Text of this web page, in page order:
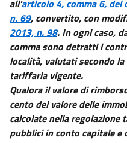
all'articolo 4, comma 6,
n. 69, convertito, con
2013, n. 98. In ogni caso,
comma sono detratti i
località, valutati secondo
tariffaria vigente.
Qualora il valore di
cento del valore delle
calcolate nella
pubblici in conto capitale